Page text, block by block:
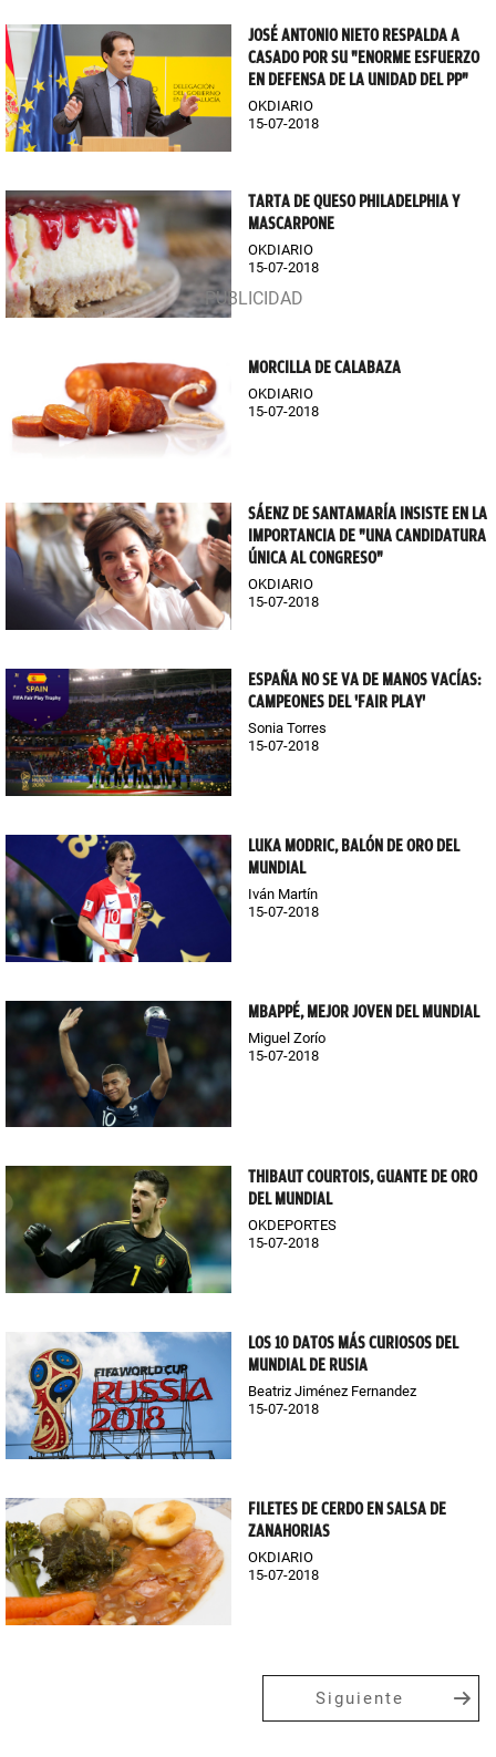
JOSÉ ANTONIO NIETO RESPALDA A
CASADO POR SU "ENORME ESFUERZO
EN DEFENSA DE LA UNIDAD DEL PP"
OKDIARIO
15-07-2018
TARTA DE QUESO PHILADELPHIA Y
MASCARPONE
OKDIARIO
15-07-2018
MORCILLA DE CALABAZA
OKDIARIO
15-07-2018
SÁENZ DE SANTAMARÍA INSISTE EN LA
IMPORTANCIA DE "UNA CANDIDATURA
ÚNICA AL CONGRESO"
OKDIARIO
15-07-2018
ESPAÑA NO SE VA DE MANOS VACÍAS:
CAMPEONES DEL 'FAIR PLAY'
Sonia Torres
15-07-2018
LUKA MODRIC, BALÓN DE ORO DEL
MUNDIAL
Iván Martín
15-07-2018
MBAPPÉ, MEJOR JOVEN DEL MUNDIAL
Miguel Zorío
15-07-2018
THIBAUT COURTOIS, GUANTE DE ORO
DEL MUNDIAL
OKDEPORTES
15-07-2018
LOS 10 DATOS MÁS CURIOSOS DEL
MUNDIAL DE RUSIA
Beatriz Jiménez Fernandez
15-07-2018
FILETES DE CERDO EN SALSA DE
ZANAHORIAS
OKDIARIO
15-07-2018
Siguiente